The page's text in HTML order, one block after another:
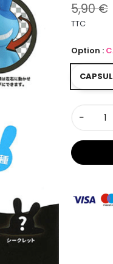
5,90 €
TTC
Option :
−